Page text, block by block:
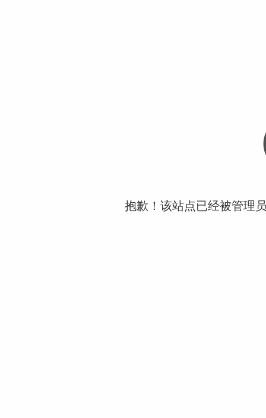
抱歉！该站点已经被管理